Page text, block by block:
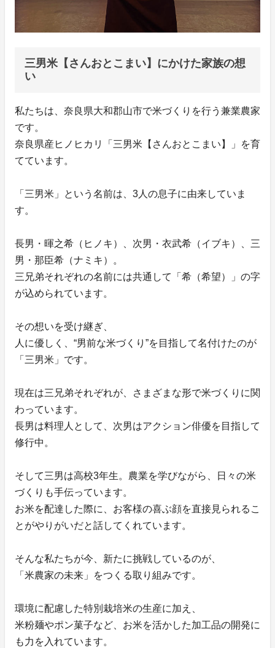
三男米【さんおとこまい】にかけた家族の想
い
私たちは、奈良県大和郡山市で米づくりを行う兼業農家
です。
奈良県産ヒノヒカリ「三男米【さんおとこまい】」を育
てています。
「三男米」という名前は、3人の息子に由来していま
す。
長男・暉之希（ヒノキ）、次男・衣武希（イブキ）、三
男・那臣希（ナミキ）。
三兄弟それぞれの名前には共通して「希（希望）」の字
が込められています。
その想いを受け継ぎ、
人に優しく、“男前な米づくり”を目指して名付けたのが
「三男米」です。
現在は三兄弟それぞれが、さまざまな形で米づくりに関
わっています。
長男は料理人として、次男はアクション俳優を目指して
修行中。
そして三男は高校3年生。農業を学びながら、日々の米
づくりも手伝っています。
お米を配達した際に、お客様の喜ぶ顔を直接見られるこ
とがやりがいだと話してくれています。
そんな私たちが今、新たに挑戦しているのが、
「米農家の未来」をつくる取り組みです。
環境に配慮した特別栽培米の生産に加え、
米粉麺やポン菓子など、お米を活かした加工品の開発に
も力を入れています。